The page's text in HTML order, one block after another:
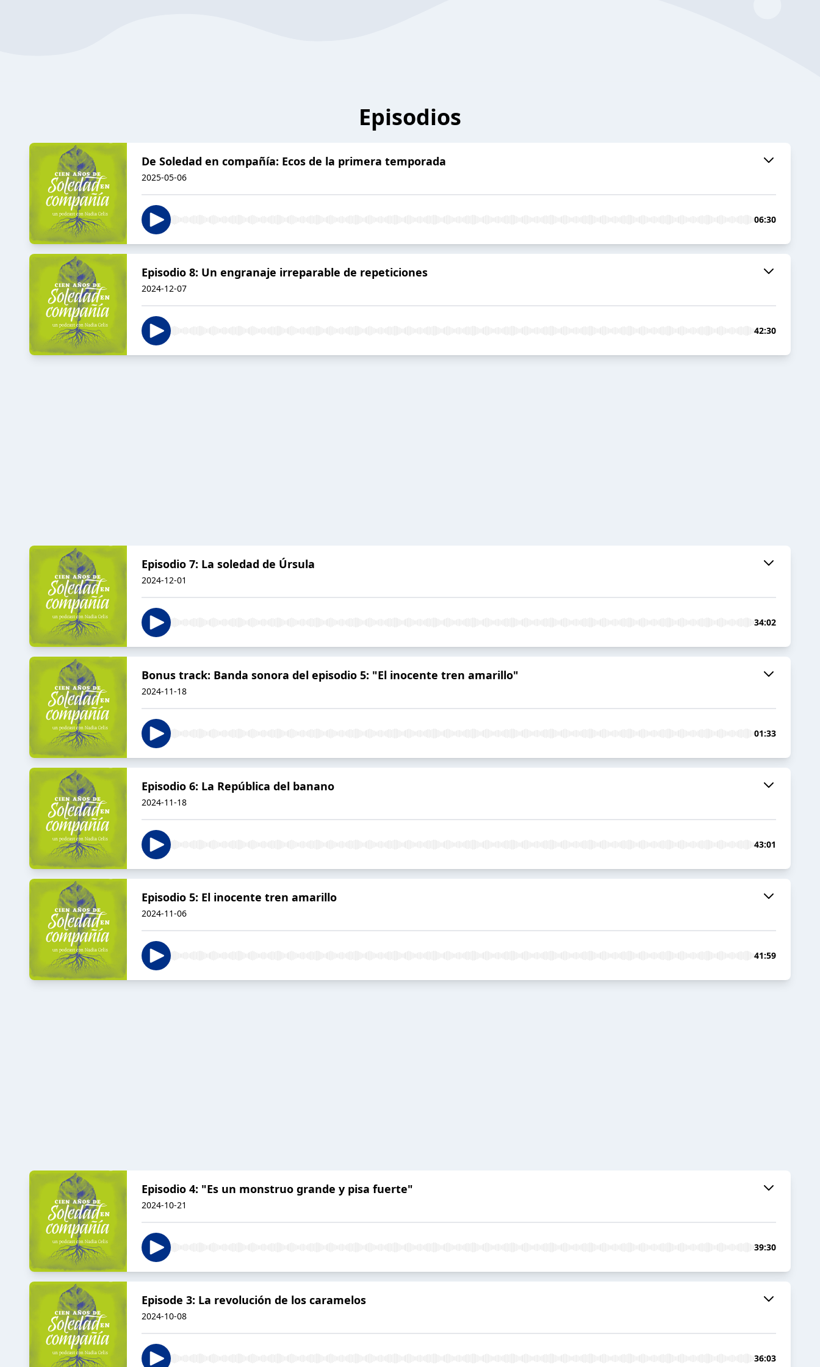
Episodios
De Soledad en compañía: Ecos de la primera temporada
2025-05-06
06:30
Episodio 8: Un engranaje irreparable de repeticiones
2024-12-07
42:30
Episodio 7: La soledad de Úrsula
2024-12-01
34:02
Bonus track: Banda sonora del episodio 5: "El inocente tren amarillo"
2024-11-18
01:33
Episodio 6: La República del banano
2024-11-18
43:01
Episodio 5: El inocente tren amarillo
2024-11-06
41:59
Episodio 4: "Es un monstruo grande y pisa fuerte"
2024-10-21
39:30
Episode 3: La revolución de los caramelos
2024-10-08
36:03